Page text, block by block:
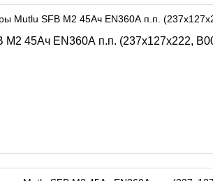
45Ач EN360А п.п. (237х127х222,